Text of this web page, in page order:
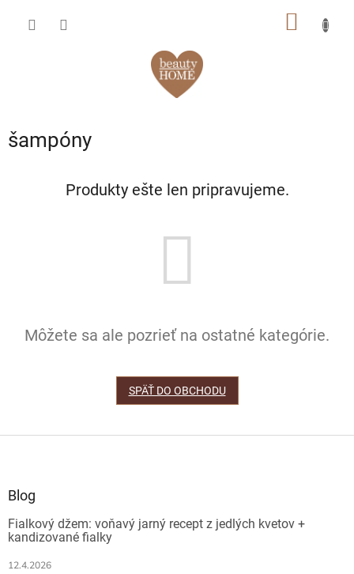
šampóny
Produkty ešte len pripravujeme.
Môžete sa ale pozrieť na ostatné kategórie.
SPÄŤ DO OBCHODU
Blog
Fialkový džem: voňavý jarný recept z jedlých kvetov +
kandizované fialky
12.4.2026